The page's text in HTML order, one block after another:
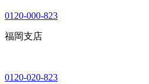
0120-000-823
福岡支店
0120-020-823